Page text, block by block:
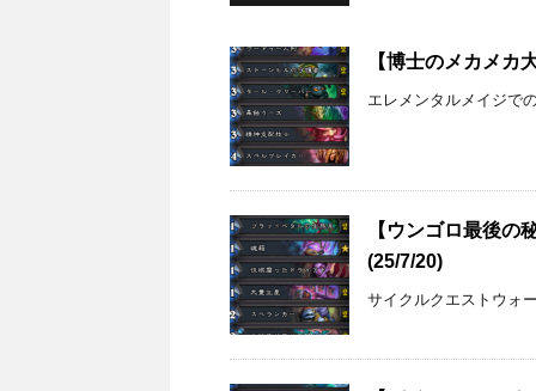
【博士のメカメカ
エレメンタルメイジで
【ウンゴロ最後の
(25/7/20)
サイクルクエストウォ